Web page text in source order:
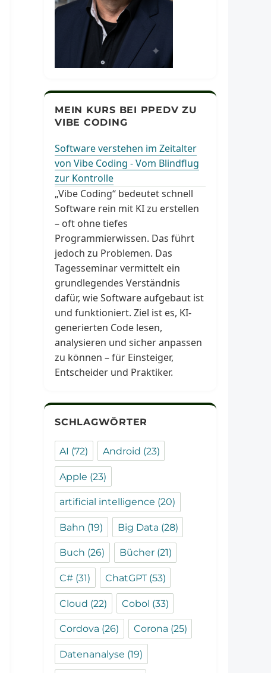
MEIN KURS BEI PPEDV ZU
VIBE CODING
Software verstehen im Zeitalter
von Vibe Coding - Vom Blindflug
zur Kontrolle
„Vibe Coding“ bedeutet schnell
Software rein mit KI zu erstellen
– oft ohne tiefes
Programmierwissen. Das führt
jedoch zu Problemen. Das
Tagesseminar vermittelt ein
grundlegendes Verständnis
dafür, wie Software aufgebaut ist
und funktioniert. Ziel ist es, KI-
generierten Code lesen,
analysieren und sicher anpassen
zu können – für Einsteiger,
Entscheider und Praktiker.
SCHLAGWÖRTER
AI (72) Android (23)
Apple (23)
artificial intelligence (20)
Bahn (19) Big Data (28)
Buch (26) Bücher(21)
C# (31) ChatGPT(53)
Cloud (22) Cobol (33)
Cordova (26) Corona (25)
Datenanalyse (19)